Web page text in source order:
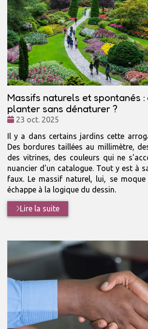
Massifs naturels et spontanés :
planter sans dénaturer ?
Date
23 oct. 2025
Il y a dans certains jardins cette
Des bordures taillées au millimètre,
des vitrines, des couleurs qui ne
nuancier d'un catalogue. Tout y est à
faux. Le massif naturel, lui, se
échappe à la logique du dessin.
Lire la suite